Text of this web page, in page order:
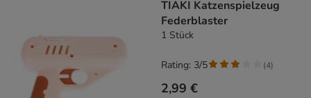
TIAKI Katzenspielzeug
Federblaster
1 Stück
2,99 €
Rating: 3/5 (4)